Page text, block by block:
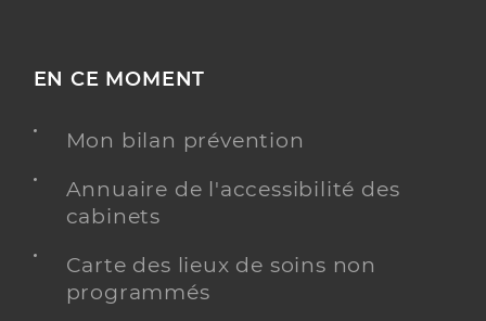
EN CE MOMENT
Mon bilan prévention
Annuaire de l'accessibilité des
cabinets
Carte des lieux de soins non
programmés